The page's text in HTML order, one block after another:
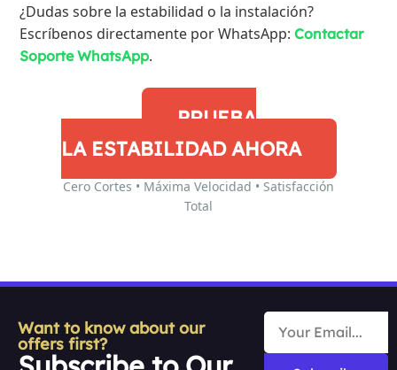
¿Dudas sobre la estabilidad o la instalación?
Escríbenos directamente por WhatsApp:Contactar
Soporte WhatsApp.
PRUEBA
LA ESTABILIDAD AHORA
Cero Cortes • Máxima Velocidad • Satisfacción
Total
Want to know about our
offers first?